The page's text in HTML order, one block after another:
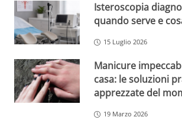
Isteroscopia
quando serve e
15 Luglio 2026
Manicure
casa: le soluzioni
apprezzate del
19 Marzo 2026